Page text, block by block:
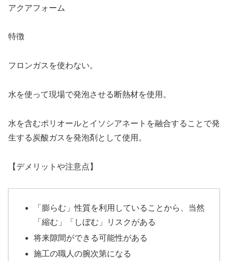
アクアフォーム
特徴
フロンガスを使わない。
水を使って現場で発泡させる断熱材を使用。
水を含むポリオールとイソシアネートを融合することで発
生する炭酸ガスを発泡剤として使用。
【デメリットや注意点】
「膨らむ」性質を利用していることから、当然
「縮む」「しぼむ」リスクがある
将来隙間ができる可能性がある
施工の職人の腕次第になる